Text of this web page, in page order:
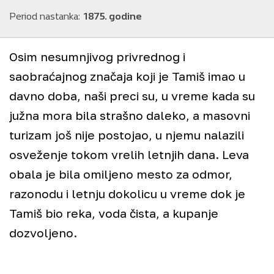
Period nastanka: 1875. godine
Osim nesumnjivog privrednog i
saobraćajnog značaja koji je Tamiš imao u
davno doba, naši preci su, u vreme kada su
južna mora bila strašno daleko, a masovni
turizam još nije postojao, u njemu nalazili
osveženje tokom vrelih letnjih dana. Leva
obala je bila omiljeno mesto za odmor,
razonodu i letnju dokolicu u vreme dok je
Tamiš bio reka, voda čista, a kupanje
dozvoljeno.